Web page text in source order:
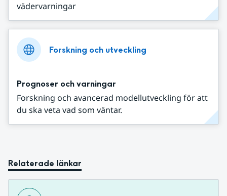
vädervarningar
Forskning och utveckling
Prognoser och varningar
Forskning och avancerad modellutveckling för att
du ska veta vad som väntar.
Relaterade länkar